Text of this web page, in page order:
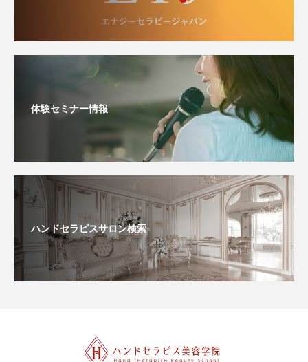
体験セミナー情報
ハンドセラピスサロン検索